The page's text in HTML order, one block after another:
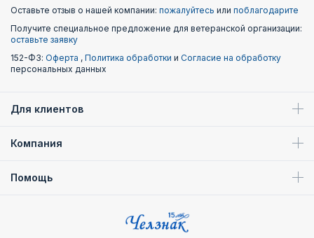
Оставьте отзыв о нашей компании: пожалуйтесь или поблагодарите
Получите специальное предложение для ветеранской организации:
оставьте заявку
152-ФЗ: Оферта , Политика обработки и Согласие на обработку
персональных данных
Для клиентов
Компания
Помощь